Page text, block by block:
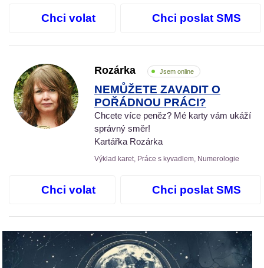
Chci volat Chci poslat SMS
Rozárka Jsem online
NEMŮŽETE ZAVADIT O
POŘÁDNOU PRÁCI?
Chcete více peněz? Mé karty vám ukáží
správný směr!
Kartářka Rozárka
Výklad karet, Práce s kyvadlem, Numerologie
Chci volat Chci poslat SMS